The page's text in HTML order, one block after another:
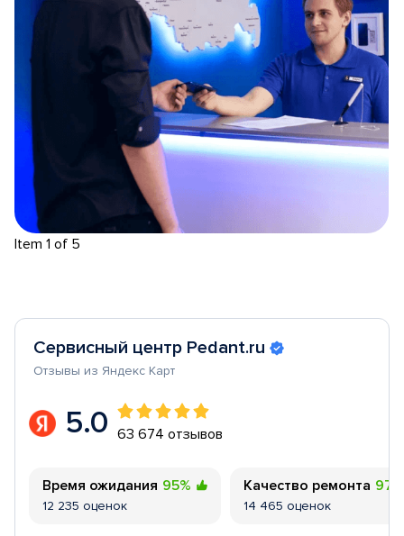
Item 1 of 5
Сервисный центр Pedant.ru
Отзывы из Яндекс Карт
5.0 63 674 отзывов
Время ожидания 95%
12 235 оценок
Качество ремонта 97%
14 465 оценок